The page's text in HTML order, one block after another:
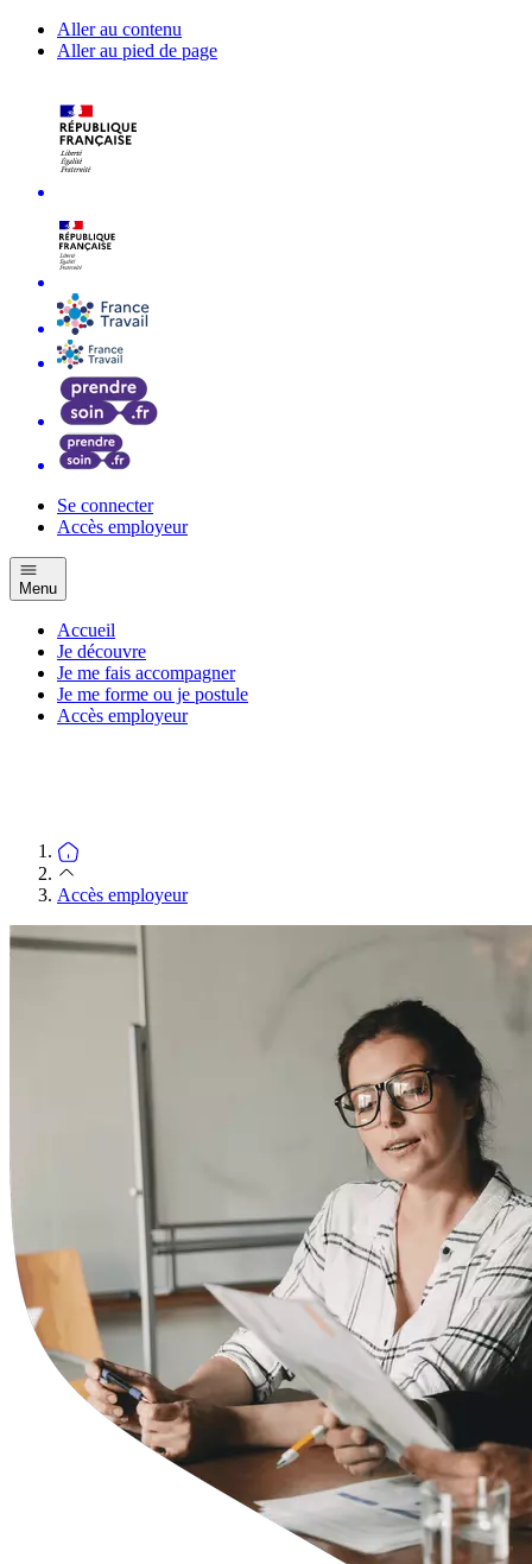
Aller au contenu
Aller au pied de page
Se connecter
Accès employeur
Menu
Accueil
Je découvre
Je me fais accompagner
Je me forme ou je postule
Accès employeur
Accès employeur